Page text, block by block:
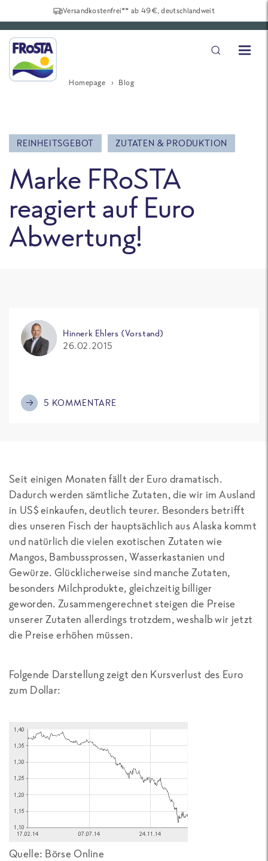
Versandkostenfrei** ab 49€, deutschlandweit
Homepage Blog
REINHEITSGEBOT ZUTATEN & PRODUKTION
Marke FRoSTA
reagiert auf Euro
Abwertung!
Hinnerk Ehlers (Vorstand)
26.02.2015
5 KOMMENTARE
Seit einigen Monaten fällt der Euro dramatisch.
Dadurch werden sämtliche Zutaten, die wir im Ausland
in US$ einkaufen, deutlich teurer. Besonders betrifft
dies unseren Fisch der hauptsächlich aus Alaska kommt
und natürlich die vielen exotischen Zutaten wie
Mangos, Bambussprossen, Wasserkastanien und
Gewürze. Glücklicherweise sind manche Zutaten,
besonders Milchprodukte, gleichzeitig billiger
geworden. Zusammengerechnet steigen die Preise
unserer Zutaten allerdings trotzdem, weshalb wir jetzt
die Preise erhöhen müssen.
Folgende Darstellung zeigt den Kursverlust des Euro
zum Dollar:
Quelle: Börse Online